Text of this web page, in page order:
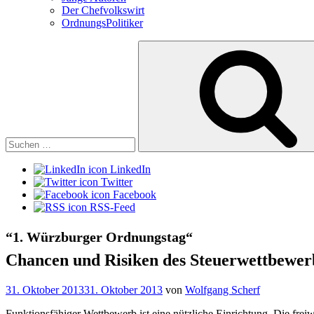
Der Chefvolkswirt
OrdnungsPolitiker
LinkedIn
Twitter
Facebook
RSS-Feed
“1. Würzburger Ordnungstag“
Chancen und Risiken des
Veröffentlicht
31. Oktober 201331. Oktober 2013 von Wolfgang Scherf